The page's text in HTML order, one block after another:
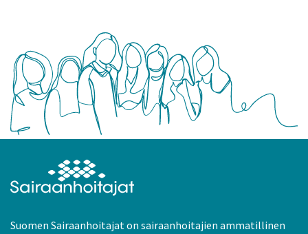
Suomen Sairaanhoitajat on sairaanhoitajien ammatillinen